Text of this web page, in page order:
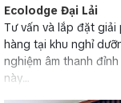
Ecolodge Đại Lải
Tư vấn và lắp đặt giải
hàng tại khu nghỉ
nghiệm âm thanh
này....